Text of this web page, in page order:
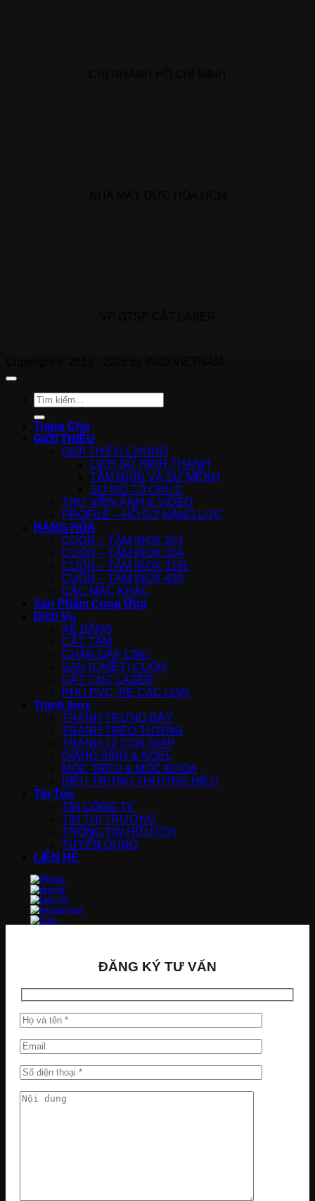
Tìm
kiếm:
Trang Chủ
GIỚI THIỆU
GIỚI THIỆU CHUNG
LỊCH SỬ HÌNH THÀNH
TẦM NHÌN VÀ SỨ MỆNH
SƠ ĐỒ TỔ CHỨC
THƯ VIỆN ẢNH & VIDEO
PROFILE – HỒ SƠ NĂNG LỰC
HÀNG HÓA
CUỘN – TẤM INOX 201
CUỘN – TẤM INOX 304
CUỘN – TẤM INOX 316L
CUỘN – TẤM INOX 430
CÁC MÁC KHÁC
Sản Phẩm Cung Ứng
Dịch Vụ
XẺ BĂNG
CẮT TẤM
CHẤN GẤP CNC
SAN (CHIẾT) CUỘN
CẮT CNC LASER
PHỦ PVC, PE CÁC LOẠI
Tranh Inox
TRANH TRƯNG BÀY
TRANH TREO TƯỜNG
TRANH 12 CON GIÁP
GIÁNG SINH & NOEL
MÓC TREO & MÓC KHÓA
BIỂU TRƯNG THƯƠNG HIỆU
Tin Tức
TIN CÔNG TY
TIN THỊ TRƯỜNG
THÔNG TIN HỮU ÍCH
TUYỂN DỤNG
LIÊN HỆ
ĐĂNG KÝ TƯ VẤN